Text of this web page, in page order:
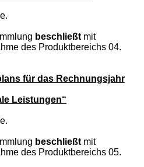
beschließt mit
des Produktbereichs 04.
für das Rechnungsjahr
Leistungen“
beschließt mit
des Produktbereichs 05.